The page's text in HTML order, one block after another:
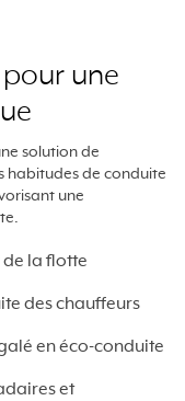
une
solution de
habitudes de conduite
une
la flotte
des chauffeurs
en éco-conduite
et